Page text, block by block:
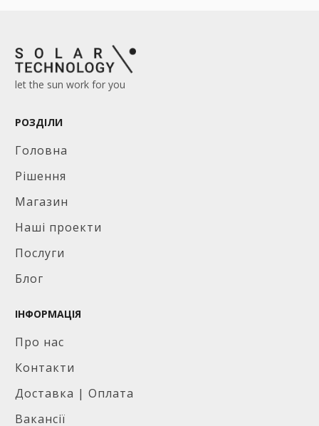
let the sun work for you
РОЗДІЛИ
Головна
Рішення
Магазин
Наші проекти
Послуги
Блог
ІНФОРМАЦІЯ
Про нас
Контакти
Доставка | Оплата
Вакансії